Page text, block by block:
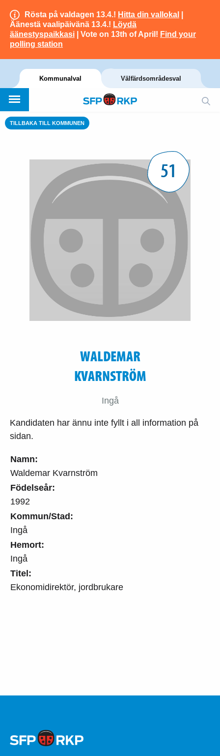
Rösta på valdagen 13.4.! Hitta din vallokal
Äänestä vaalipäivänä 13.4.! Löydä
äänestyspaikkasi | Vote on 13th of April! Find your
polling station
Kommunalval Välfärdsområdesval
TILLBAKA TILL KOMMUNEN
Namn:
Waldemar Kvarnström
Födelseår:
1992
Kommun/Stad:
Ingå
Hemort:
Ingå
Titel:
Ekonomidirektör, jordbrukare
51
WALDEMAR
KVARNSTRÖM
Ingå
Kandidaten har ännu inte fyllt i all information på
sidan.